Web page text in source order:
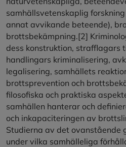
samhällsvetenskaplig
annat avvikande beteende),
brottsbekämpning.[2]
dess konstruktion, strafflagars
handlingars kriminalisering,
legalisering, samhällets
brottsprevention och
filosofiska och praktiska
samhällen hanterar och
och inkapaciteringen av
Studierna av det ovanstående
under vilka samhälleliga